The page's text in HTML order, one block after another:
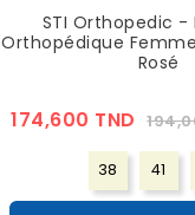
STI Orthopedic -
Orthopédique
Rosé
174,600 TND Prix
38 41